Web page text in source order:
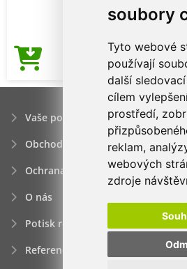
soubory
Tyto webové
používají
další
cílem
prostředí,
reklam,
webových
zdroje
Vaše poptávka
Obchodní podmínky
Ochrana osobních údajú
O nás
Potisk reklamních předmětů
Reference